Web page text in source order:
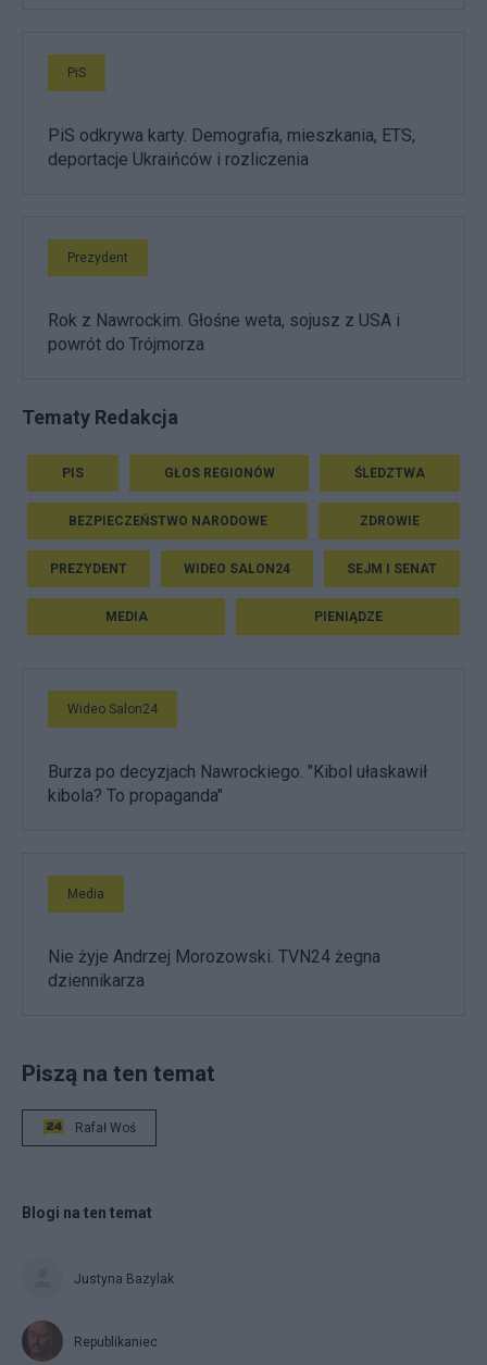
PiS
PiS odkrywa karty. Demografia, mieszkania, ETS,
deportacje Ukraińców i rozliczenia
Prezydent
Rok z Nawrockim. Głośne weta, sojusz z USA i
powrót do Trójmorza
Tematy Redakcja
PIS GŁOS REGIONÓW ŚLEDZTWA
BEZPIECZEŃSTWO NARODOWE ZDROWIE
PREZYDENT WIDEO SALON24 SEJM I SENAT
MEDIA PIENIĄDZE
Wideo Salon24
Burza po decyzjach Nawrockiego. "Kibol ułaskawił
kibola? To propaganda"
Media
Nie żyje Andrzej Morozowski. TVN24 żegna
dziennikarza
Piszą na ten temat
Rafał Woś
Blogi na ten temat
Justyna Bazylak
Republikaniec